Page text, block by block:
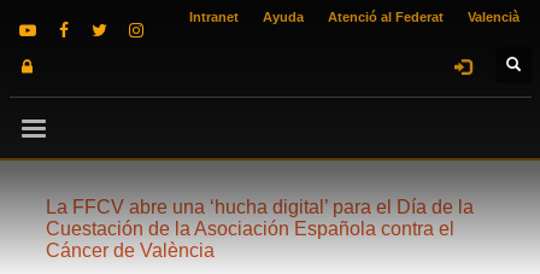
Intranet Ayuda Atenció al Federat Valencià
La FFCV abre una ‘hucha digital’ para el Día de la
Cuestación de la Asociación Española contra el
Cáncer de València